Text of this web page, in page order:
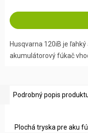
Husqvarna 120iB je
akumulátorový fúkač
Podrobný popis
Plochá tryska pre aku